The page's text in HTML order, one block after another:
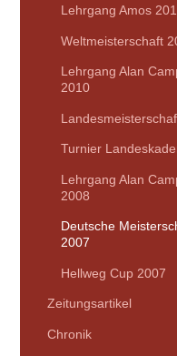
Lehrgang Amos
Weltmeisterschaft
Lehrgang Alan
2010
Turnier
Lehrgang Alan
2008
Deutsche
2007
Hellweg Cup 2007
Zeitungsartikel
Chronik